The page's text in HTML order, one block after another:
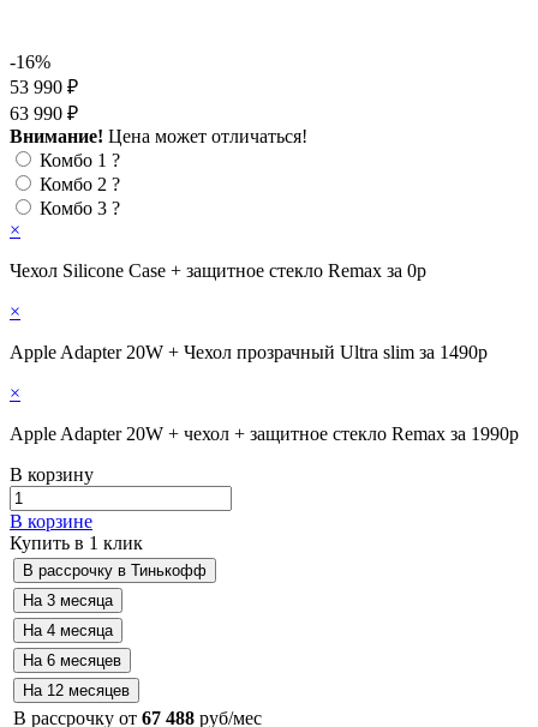
-16%
53 990 ₽
63 990 ₽
Внимание! Цена может отличаться!
Комбо 1 ?
Комбо 2 ?
Комбо 3 ?
×
Чехол Silicone Case + защитное стекло Remax за 0р
×
Apple Adapter 20W + Чехол прозрачный Ultra slim за 1490р
×
Apple Adapter 20W + чехол + защитное стекло Remax за 1990р
В корзину
В корзине
Купить в 1 клик
В рассрочку от 67 488 руб/мес